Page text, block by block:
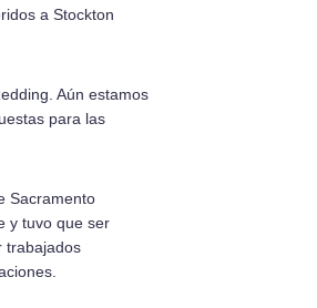
a Stockton
Aún estamos
para las
Sacramento
y tuvo que ser
trabajados